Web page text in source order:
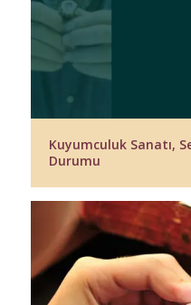
Kuyumculuk Sanatı,
Durumu